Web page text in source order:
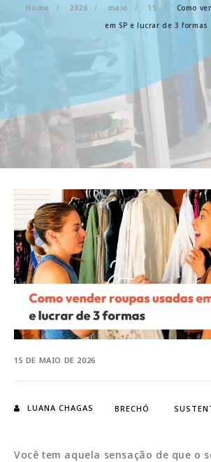
Home 2026 maio 15
Como
em SP e lucrar de 3 formas
15 DE MAIO DE 2026
LUANA CHAGAS BRECHÓ
Você tem aquela sensação de que o